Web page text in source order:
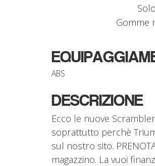
Gomme
ABS
DESCRIZIONE
Ecco le nuove
soprattutto perchè
sul nostro sito.
magazzino. La vuoi